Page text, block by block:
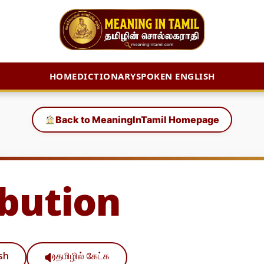
HOMEDICTIONARYSPOKEN ENGLISH
Back to MeaningInTamil Homepage
தமிழில் கேட்க